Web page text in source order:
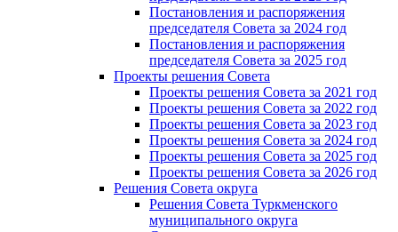
Постановления и распоряжения
председателя Cовета за 2024 год
Постановления и распоряжения
председателя Cовета за 2025 год
Проекты решения Cовета
Проекты решения Совета за 2021 год
Проекты решения Совета за 2022 год
Проекты решения Cовета за 2023 год
Проекты решения Совета за 2024 год
Проекты решения Совета за 2025 год
Проекты решения Совета за 2026 год
Решения Совета округа
Решения Совета Туркменского
муниципального округа